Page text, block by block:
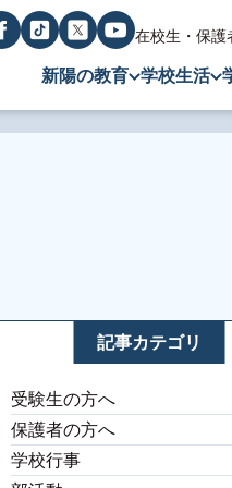
在校生・保護
新陽の教育 学校生活
記事カテゴリ
受験生の方へ
保護者の方へ
学校行事